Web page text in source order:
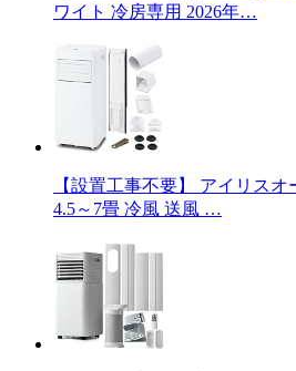
ワイト 冷房専用 2026年…
【設置工事不要】 アイリス
4.5～7畳 冷風 送風 …